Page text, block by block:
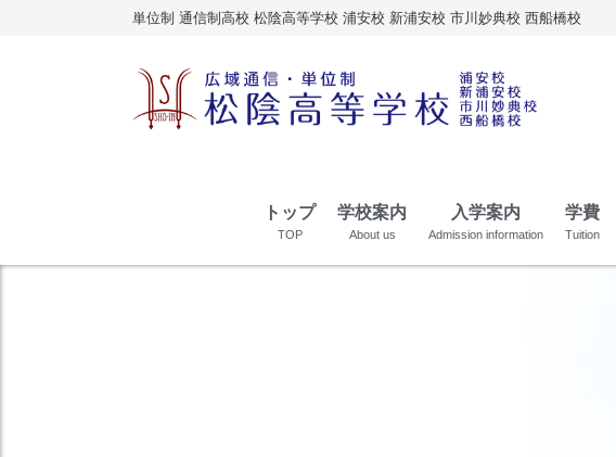
単位制 通信制高校 松陰高等学校 浦安校 新浦安校 市川妙典校 西船橋校
トップ
TOP
学校案内
About us
入学案内
Admission information
学費
Tuition